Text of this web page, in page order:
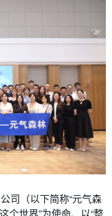
司（以下简称“元气森